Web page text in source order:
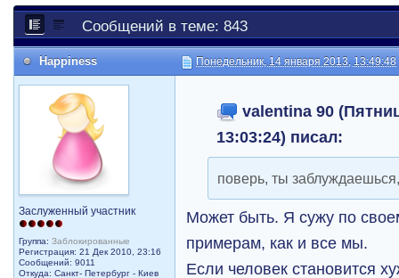
Сообщений в теме: 843
Happiness Понедельник, 14 января 2013, 13:49:48
Заслуженный участник
Группа:Заблокированные
Регистрация: 21 Дек 2010, 23:16
Сообщений: 9011
Откуда: Санкт- Петербург - Киев
valentina 90
13:03:24) писал:
поверь, ты
Может быть. Я сужу по
примерам, как и все мы.
Если человек становится